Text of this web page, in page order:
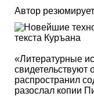
Автор
«Литературные
распространил
разослал копии